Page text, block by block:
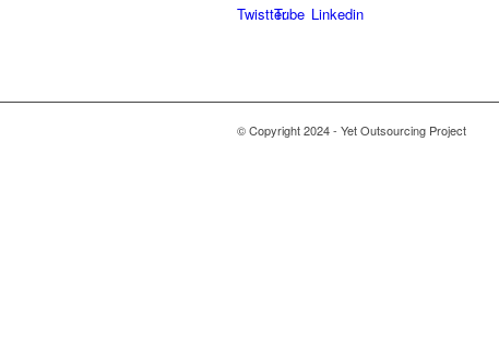
© Copyright 2024 - Yet Outsourcing Project